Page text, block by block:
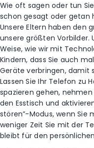
Wie oft sagen oder tun
schon gesagt oder getan
Unsere Eltern haben den
unsere größten Vorbilder.
Weise, wie wir mit
Kindern, dass Sie auch
Geräte verbringen, damit
Lassen Sie Ihr Telefon zu
spazieren gehen,
den Esstisch und
stören”-Modus, wenn Sie
weniger Zeit Sie mit der
bleibt für den